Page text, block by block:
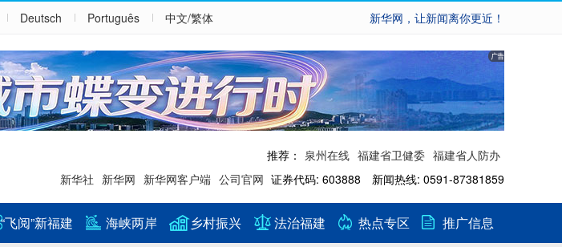
Deutsch Português 中文/繁体 新华网，让新闻离你更近！
推荐： 泉州在线 福建省卫健委 福建省人防办
新华社 新华网 新华网客户端 公司官网 证券代码: 603888 新闻热线: 0591-87381859
“飞阅”新福建 海峡两岸 乡村振兴 法治福建 热点专区
推广信息